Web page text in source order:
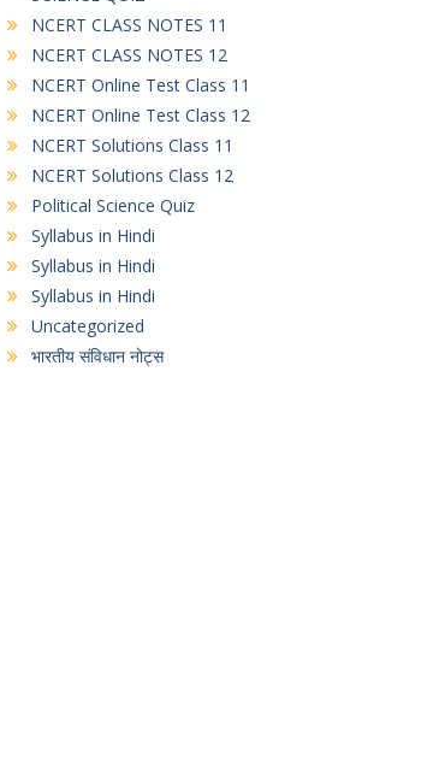
NCERT CLASS NOTES 11
NCERT CLASS NOTES 12
NCERT Online Test Class 11
NCERT Online Test Class 12
NCERT Solutions Class 11
NCERT Solutions Class 12
Political Science Quiz
Syllabus in Hindi
Syllabus in Hindi
Syllabus in Hindi
Uncategorized
भारतीय संविधान नोट्स